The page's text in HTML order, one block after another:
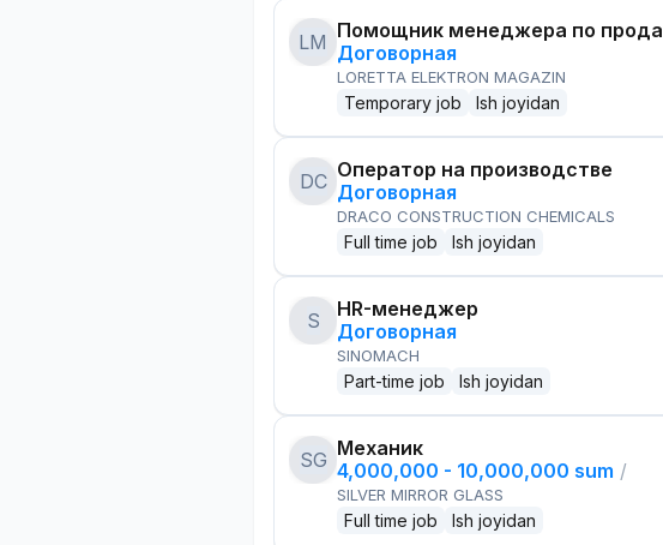
LM Помощник менеджера по
Договорная
LORETTA ELEKTRON MAGAZIN
Temporary job Ish joyidan
DC Оператор на производстве
Договорная
DRACO CONSTRUCTION CHEMICALS
Full time job Ish joyidan
S
HR-менеджер
Договорная
SINOMACH
Part-time job Ish joyidan
SG Механик
4,000,000 - 10,000,000 sum /
SILVER MIRROR GLASS
Full time job Ish joyidan